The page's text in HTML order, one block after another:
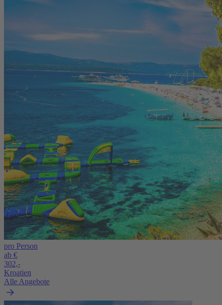
pro Person
ab €
302,-
Kroatien
Alle Angebote